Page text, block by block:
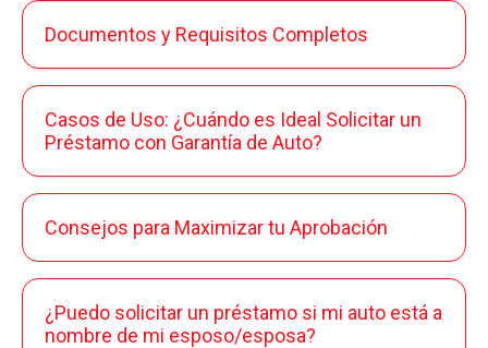
Documentos y Requisitos Completos
Casos de Uso: ¿Cuándo es Ideal Solicitar un
Préstamo con Garantía de Auto?
Consejos para Maximizar tu Aprobación
¿Puedo solicitar un préstamo si mi auto está a
nombre de mi esposo/esposa?